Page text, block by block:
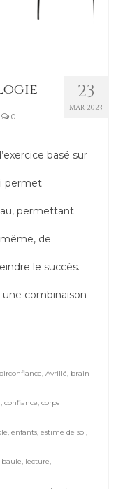
?
23
MAR 2023
0
basé sur
permet
permettant
de
le succès.
une combinaison
, Avrillé, brain
, confiance, corps
, enfants, estime de soi,
baule, lecture,